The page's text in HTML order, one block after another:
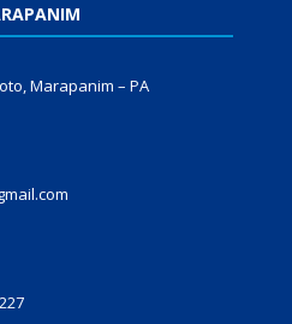
Marapanim – PA